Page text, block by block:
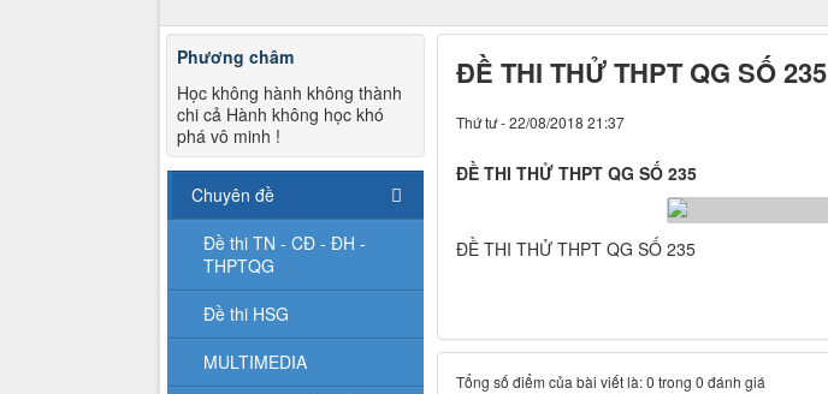
ĐỀ THI THỬ THPT QG SỐ 235
Thứ tư - 22/08/2018 21:37
ĐỀ THI THỬ THPT QG SỐ 235
ĐỀ THI THỬ THPT QG SỐ 235
Tổng số điểm của bài viết là: 0 trong 0 đánh giá
Phương châm
Học không hành không thành
chi cả Hành không học khó
phá vô minh !
Chuyên đề
Đề thi TN - CĐ - ĐH -
THPTQG
Đề thi HSG
MULTIMEDIA